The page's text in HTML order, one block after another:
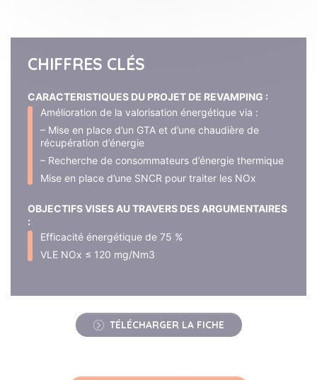
CHIFFRES CLÉS
CARACTERISTIQUES DU PROJET DE REVAMPING :
Amélioration de la valorisation énergétique via :
– Mise en place d’un GTA et d’une chaudière de
récupération d’énergie
– Recherche de consommateurs d’énergie thermique
Mise en place d’une SNCR pour traiter les NOx
OBJECTIFS VISES AU TRAVERS DES ARGUMENTAIRES
:
Efficacité énergétique de 75 %
VLE NOx ≤ 120 mg/Nm3
TÉLÉCHARGER LA FICHE